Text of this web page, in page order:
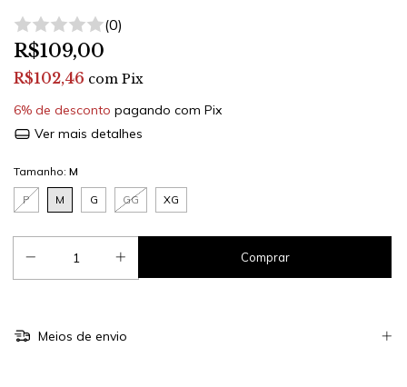
(0)
R$109,00
R$102,46 com Pix
6% de desconto pagando com Pix
Ver mais detalhes
Tamanho: M
P M G GG XG
Meios de envio